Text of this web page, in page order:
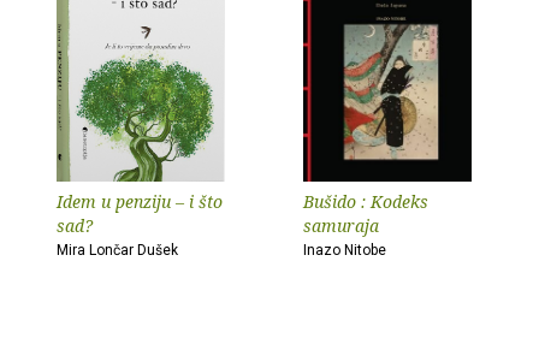
Idem u penziju – i što
sad?
Mira Lončar Dušek
Bušido : Kodeks
samuraja
Inazo Nitobe